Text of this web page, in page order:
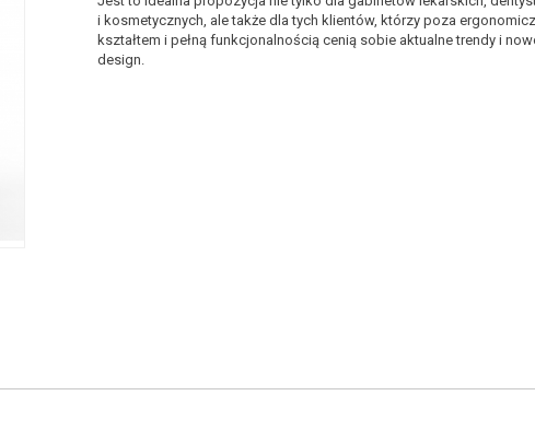
i kosmetycznych, ale także dla tych klientów, którzy poza
kształtem i pełną funkcjonalnością cenią sobie aktualne trendy i
design.